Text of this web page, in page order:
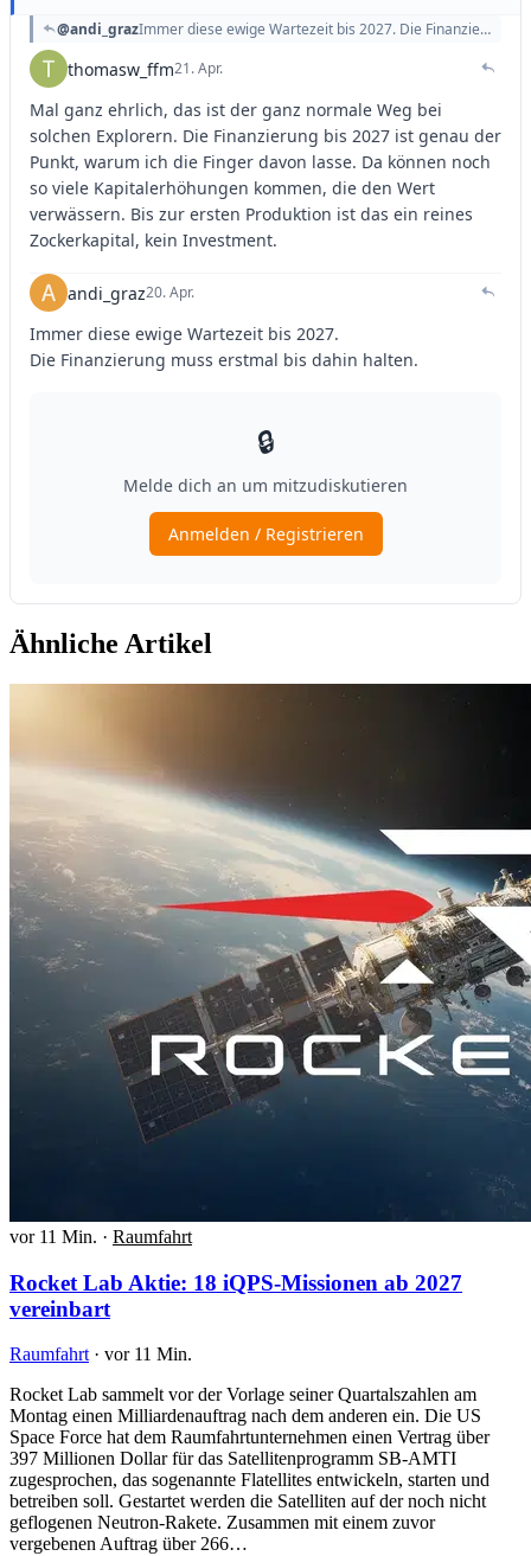
Ähnliche Artikel
vor 11 Min. · Raumfahrt
Rocket Lab Aktie: 18 iQPS-Missionen ab 2027
vereinbart
Raumfahrt · vor 11 Min.
Rocket Lab sammelt vor der Vorlage seiner Quartalszahlen am
Montag einen Milliardenauftrag nach dem anderen ein. Die US
Space Force hat dem Raumfahrtunternehmen einen Vertrag über
397 Millionen Dollar für das Satellitenprogramm SB-AMTI
zugesprochen, das sogenannte Flatellites entwickeln, starten und
betreiben soll. Gestartet werden die Satelliten auf der noch nicht
geflogenen Neutron-Rakete. Zusammen mit einem zuvor
vergebenen Auftrag über 266…